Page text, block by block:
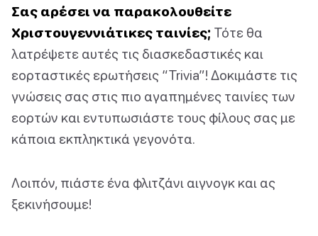
Σας αρέσει να παρακολουθείτε
Χριστουγεννιάτικες ταινίες; Τότε θα
λατρέψετε αυτές τις διασκεδαστικές και
εορταστικές ερωτήσεις “Trivia”! Δοκιμάστε τις
γνώσεις σας στις πιο αγαπημένες ταινίες των
εορτών και εντυπωσιάστε τους φίλους σας με
κάποια εκπληκτικά γεγονότα.
Λοιπόν, πιάστε ένα φλιτζάνι αιγνογκ και ας
ξεκινήσουμε!